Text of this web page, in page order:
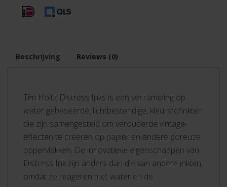
Beschrijving Reviews (0)
Tim Holtz Distress Inks is een verzameling op
water gebaseerde, lichtbestendige, kleurstofinkten
die zijn samengesteld om verouderde vintage-
effecten te creëren op papier en andere poreuze
oppervlakken. De innovatieve eigenschappen van
Distress Ink zijn anders dan die van andere inkten,
omdat ze reageren met water en de